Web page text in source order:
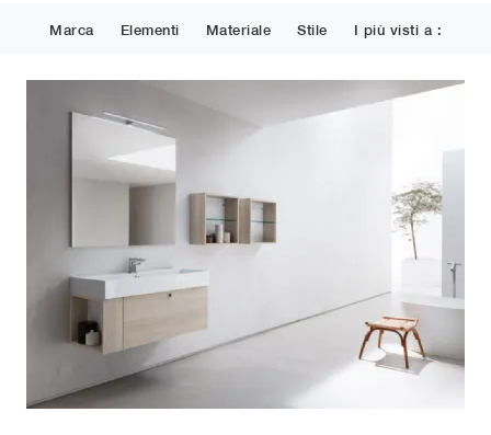
Marca Elementi Materiale Stile I più visti a :